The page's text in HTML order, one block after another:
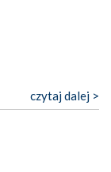
czytaj dalej >